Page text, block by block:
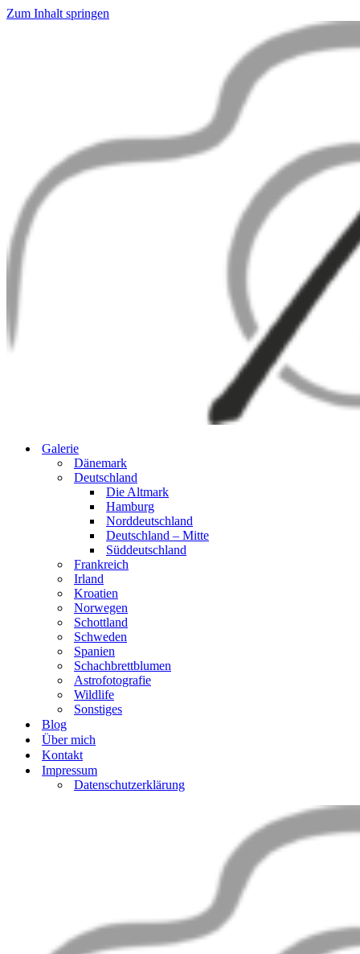
Zum Inhalt springen
Galerie
Dänemark
Deutschland
Die Altmark
Hamburg
Norddeutschland
Deutschland – Mitte
Süddeutschland
Frankreich
Irland
Kroatien
Norwegen
Schottland
Schweden
Spanien
Schachbrettblumen
Astrofotografie
Wildlife
Sonstiges
Blog
Über mich
Kontakt
Impressum
Datenschutzerklärung